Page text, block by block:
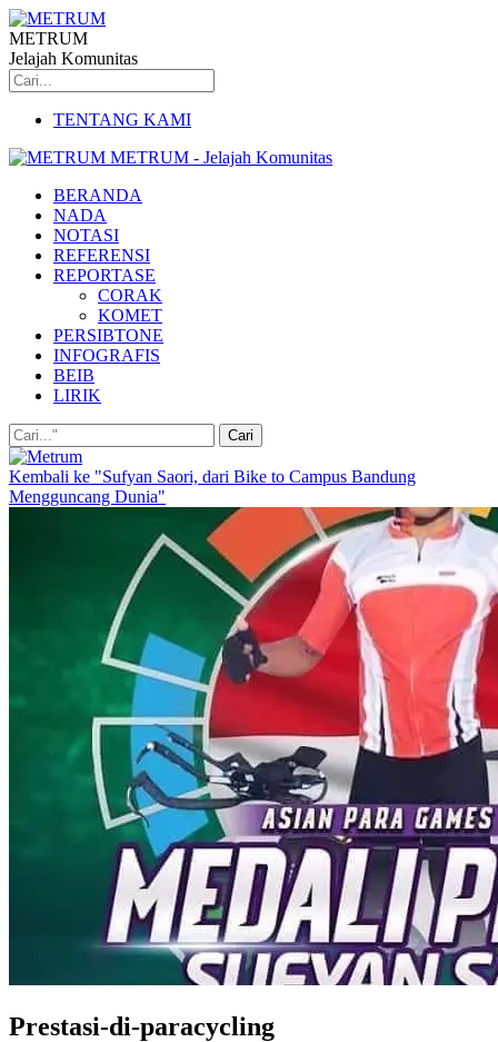
METRUM
Jelajah Komunitas
TENTANG KAMI
METRUM - Jelajah Komunitas
BERANDA
NADA
NOTASI
REFERENSI
REPORTASE
CORAK
KOMET
PERSIBTONE
INFOGRAFIS
BEIB
LIRIK
Kembali ke "Sufyan Saori, dari Bike to Campus Bandung
Mengguncang Dunia"
Prestasi-di-paracycling